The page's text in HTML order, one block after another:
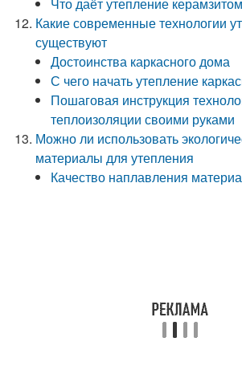
Какие современные технологии
существуют
Достоинства каркасного дома
С чего начать утепление
Пошаговая инструкция
теплоизоляции своими руками
Можно ли использовать
материалы для утепления
Качество наплавления